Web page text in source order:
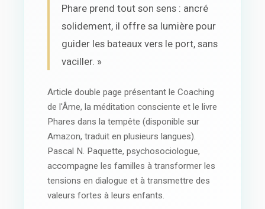
Phare prend tout son sens : ancré
solidement, il offre sa lumière pour
guider les bateaux vers le port, sans
vaciller. »
Article double page présentant le Coaching
de l'Âme, la méditation consciente et le livre
Phares dans la tempête (disponible sur
Amazon, traduit en plusieurs langues).
Pascal N. Paquette, psychosociologue,
accompagne les familles à transformer les
tensions en dialogue et à transmettre des
valeurs fortes à leurs enfants.